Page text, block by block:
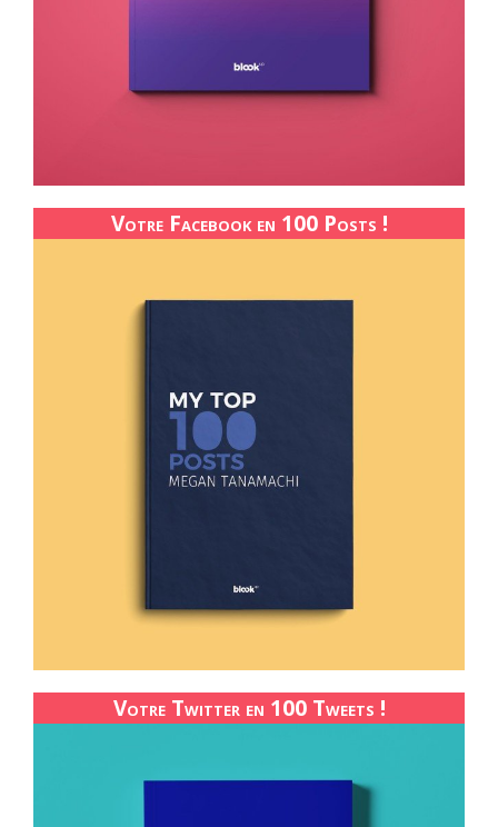
Votre Facebook en 100 Posts !
Votre Twitter en 100 Tweets !